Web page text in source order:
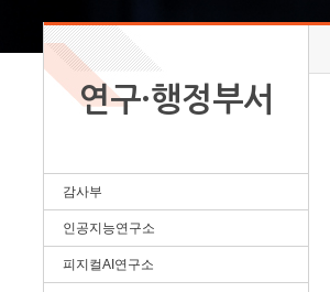
연구·행정부서
감사부
인공지능연구소
피지컬AI연구소